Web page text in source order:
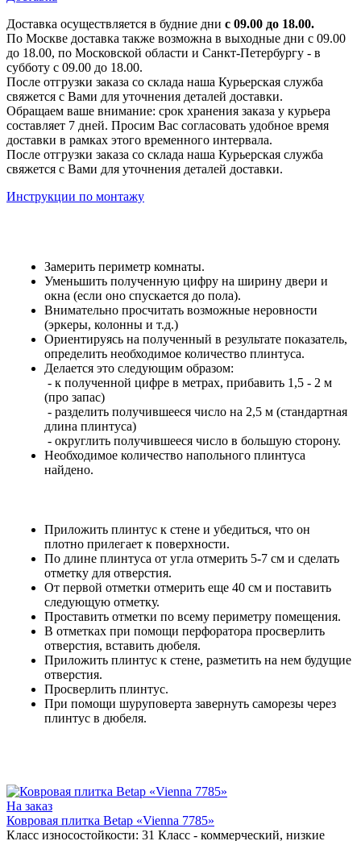
Доставка осуществляется в будние дни с 09.00 до 18.00.
По Москве доставка также возможна в выходные дни с 09.00
до 18.00, по Московской области и Санкт-Петербургу - в
субботу с 09.00 до 18.00.
После отгрузки заказа со склада наша Курьерская служба
свяжется с Вами для уточнения деталей доставки.
Обращаем ваше внимание: срок хранения заказа у курьера
составляет 7 дней. Просим Вас согласовать удобное время
доставки в рамках этого временного интервала.
После отгрузки заказа со склада наша Курьерская служба
свяжется с Вами для уточнения деталей доставки.
Инструкции по монтажу
Замерить периметр комнаты.
Уменьшить полученную цифру на ширину двери и
окна (если оно спускается до пола).
Внимательно просчитать возможные неровности
(эркеры, колонны и т.д.)
Ориентируясь на полученный в результате показатель,
определить необходимое количество плинтуса.
Делается это следующим образом:
- к полученной цифре в метрах, прибавить 1,5 - 2 м
(про запас)
- разделить получившееся число на 2,5 м (стандартная
длина плинтуса)
- округлить получившееся число в большую сторону.
Необходимое количество напольного плинтуса
найдено.
Приложить плинтус к стене и убедиться, что он
плотно прилегает к поверхности.
По длине плинтуса от угла отмерить 5-7 см и сделать
отметку для отверстия.
От первой отметки отмерить еще 40 см и поставить
следующую отметку.
Проставить отметки по всему периметру помещения.
В отметках при помощи перфоратора просверлить
отверстия, вставить дюбеля.
Приложить плинтус к стене, разметить на нем будущие
отверстия.
Просверлить плинтус.
При помощи шуруповерта завернуть саморезы через
плинтус в дюбеля.
На заказ
Ковровая плитка Betap «Vienna 7785»
Класс износостойкости: 31 Класс - коммерческий, низкие